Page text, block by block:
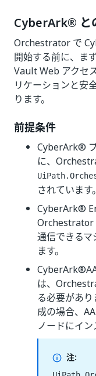
CyberArk® と
Orchestrator で
開始する前に、ま
Vault Web アクセ
リケーションと安
ります。
前提条件
CyberArk®
に、
されています。
CyberArk®
Orchestrator
通信できる
ます。
は、
る必要があ
成の場合、
ノードにイン
注: